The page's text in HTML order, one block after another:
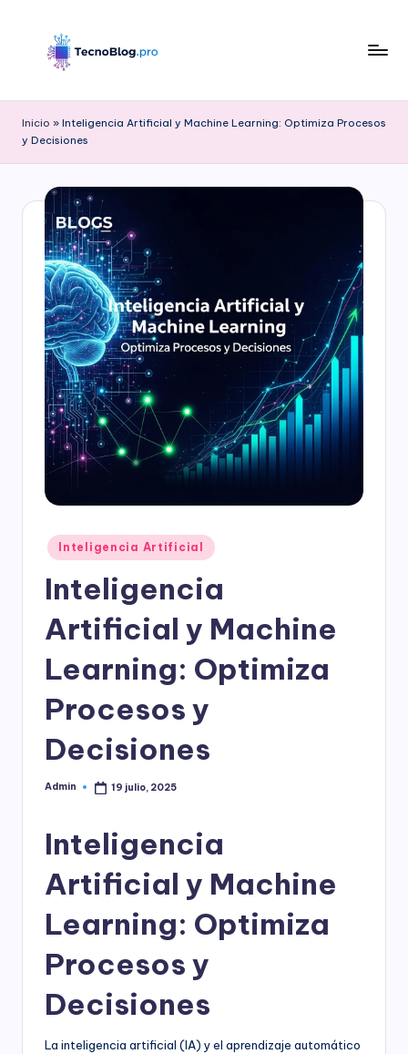
l
o
d
T
o
Inicio » Inteligencia Artificial y Machine Learning: Optimiza Procesos
y Decisiones
Publicado
en
Inteligencia Artificial
Inteligencia
Artificial y Machine
Learning: Optimiza
Procesos y
Decisiones
Publicado
Admin 19 julio, 2025
Inteligencia
Artificial y Machine
Learning: Optimiza
Procesos y
Decisiones
La inteligencia artificial (IA) y el aprendizaje automático